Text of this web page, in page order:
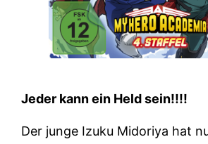
Jeder kann ein Held sein!!!!
Der junge Izuku Midoriya hat